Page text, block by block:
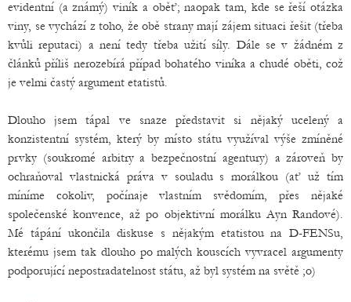
evidentní (a známý) viník a oběť; naopak tam, kde se řeší otázka
viny, se vychází z toho, že obě strany mají zájem situaci řešit (třeba
kvůli reputaci) a není tedy třeba užití síly. Dále se v žádném z
článků příliš nerozebírá případ bohatého viníka a chudé oběti, což
je velmi častý argument etatistů.
Dlouho jsem tápal ve snaze představit si nějaký ucelený a
konzistentní systém, který by místo státu využíval výše zmíněné
prvky (soukromé arbitry a bezpečnostní agentury) a zároveň by
ochraňoval vlastnická práva v souladu s morálkou (ať už tím
míníme cokoliv, počínaje vlastním svědomím, přes nějaké
společenské konvence, až po objektivní morálku Ayn Randové).
Mé tápání ukončila diskuse s nějakým etatistou na D-FENSu,
kterému jsem tak dlouho po malých kouscích vyvracel argumenty
podporující nepostradatelnost státu, až byl systém na světě ;o)